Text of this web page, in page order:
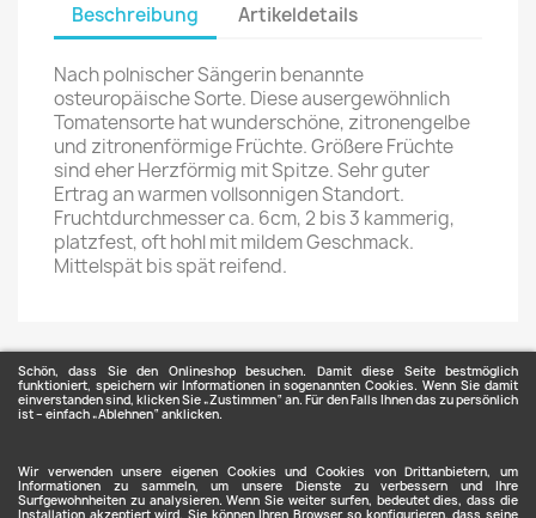
Schön, dass Sie den Onlineshop besuchen. Damit diese Seite bestmöglich
funktioniert, speichern wir Informationen in sogenannten Cookies. Wenn Sie damit
einverstanden sind, klicken Sie „Zustimmen“ an. Für den Falls Ihnen das zu persönlich
ist – einfach „Ablehnen“ anklicken.
Wir verwenden unsere eigenen Cookies und Cookies von Drittanbietern, um
Informationen zu sammeln, um unsere Dienste zu verbessern und Ihre
Surfgewohnheiten zu analysieren. Wenn Sie weiter surfen, bedeutet dies, dass die
Installation akzeptiert wird. Sie können Ihren Browser so konfigurieren, dass seine
Beschreibung Artikeldetails
Nach polnischer Sängerin benannte
osteuropäische Sorte. Diese ausergewöhnlich
Tomatensorte hat wunderschöne, zitronengelbe
und zitronenförmige Früchte. Größere Früchte
sind eher Herzförmig mit Spitze. Sehr guter
Ertrag an warmen vollsonnigen Standort.
Fruchtdurchmesser ca. 6cm, 2 bis 3 kammerig,
platzfest, oft hohl mit mildem Geschmack.
Mittelspät bis spät reifend.
ARTIKEL 